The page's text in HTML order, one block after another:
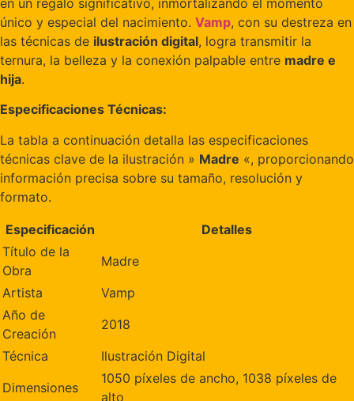
único y especial del nacimiento. Vamp, con su destreza en
las técnicas de ilustración digital, logra transmitir la
ternura, la belleza y la conexión palpable entre madre e
hija.
Especificaciones Técnicas:
La tabla a continuación detalla las especificaciones
técnicas clave de la ilustración » Madre «, proporcionando
información precisa sobre su tamaño, resolución y
formato.
Especificación
Detalles
Título de la
Obra
Madre
Artista
Vamp
Año de
Creación
2018
Técnica
Ilustración Digital
Dimensiones
1050 píxeles de ancho, 1038 píxeles de
alto